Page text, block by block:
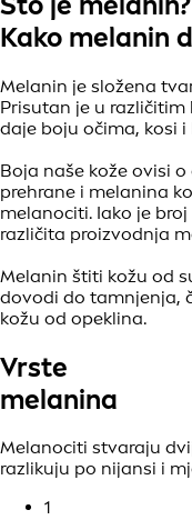
Kako melanin
Melanin je složena
Prisutan je u
daje boju očima, kosi i
Boja naše kože ovisi
prehrane i melanina
melanociti. Iako je
različita proizvodnja
Melanin štiti kožu od
dovodi do tamnjenja,
kožu od opeklina.
Vrste
melanina
Melanociti stvaraju
razlikuju po nijansi i
1